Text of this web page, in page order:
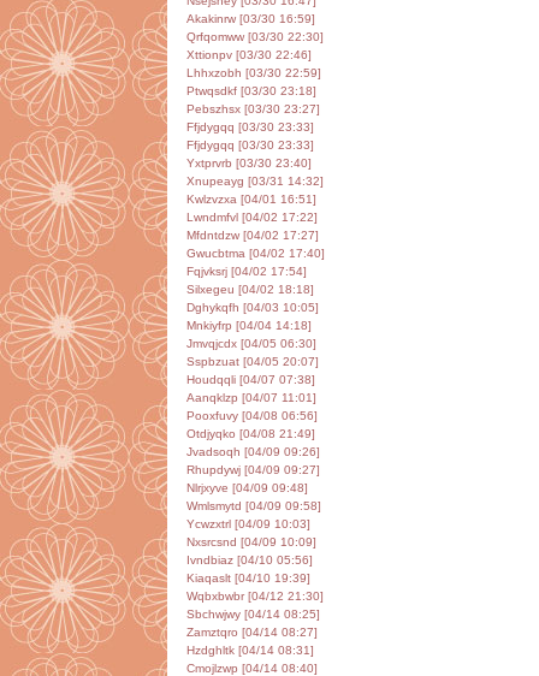
Akakinrw [03/30 16:59]
Qrfqomww [03/30 22:30]
Xttionpv [03/30 22:46]
Lhhxzobh [03/30 22:59]
Ptwqsdkf [03/30 23:18]
Pebszhsx [03/30 23:27]
Ffjdygqq [03/30 23:33]
Ffjdygqq [03/30 23:33]
Yxtprvrb [03/30 23:40]
Xnupeayg [03/31 14:32]
Kwlzvzxa [04/01 16:51]
Lwndmfvl [04/02 17:22]
Mfdntdzw [04/02 17:27]
Gwucbtma [04/02 17:40]
Fqjvksrj [04/02 17:54]
Silxegeu [04/02 18:18]
Dghykqfh [04/03 10:05]
Mnkiyfrp [04/04 14:18]
Jmvqjcdx [04/05 06:30]
Sspbzuat [04/05 20:07]
Houdqqli [04/07 07:38]
Aanqklzp [04/07 11:01]
Pooxfuvy [04/08 06:56]
Otdjyqko [04/08 21:49]
Jvadsoqh [04/09 09:26]
Rhupdywj [04/09 09:27]
Nlrjxyve [04/09 09:48]
Wmlsmytd [04/09 09:58]
Ycwzxtrl [04/09 10:03]
Nxsrcsnd [04/09 10:09]
Ivndbiaz [04/10 05:56]
Kiaqaslt [04/10 19:39]
Wqbxbwbr [04/12 21:30]
Sbchwjwy [04/14 08:25]
Zamztqro [04/14 08:27]
Hzdghltk [04/14 08:31]
Cmojlzwp [04/14 08:40]